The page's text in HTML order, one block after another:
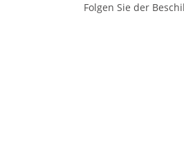
Folgen Sie der